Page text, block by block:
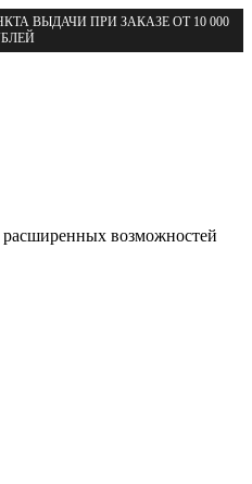
ВЫДАЧИ ПРИ ЗАКАЗЕ ОТ 10 000
расширенных возможностей